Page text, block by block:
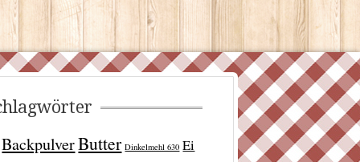
BackpulverButter Dinkelmehl 630 Ei